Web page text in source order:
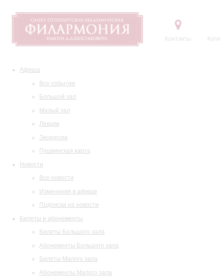
Контакты
Афиша
Все события
Большой зал
Малый зал
Лекции
Экскурсии
Пушкинская карта
Новости
Все новости
Изменения в афише
Подписка на новости
Билеты и абонементы
Билеты Большого зала
Абонементы Большого зала
Билеты Малого зала
Абонементы Малого зала